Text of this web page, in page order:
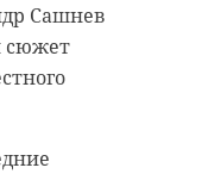
Сашнев
сюжет